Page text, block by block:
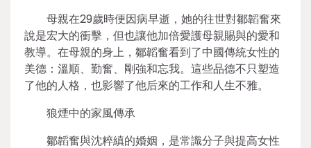
母親在29歲時便因病早逝，她的往世對鄒韜奮來
說是宏大的衝擊，但也讓他加倍愛護母親賜與的愛和
教導。在母親的身上，鄒韜奮看到了中國傳統女性的
美德：溫順、勤奮、剛強和忘我。這些品德不只塑造
了他的人格，也影響了他后來的工作和人生不雅。
狼煙中的家風傳承
鄒韜奮與沈粹縝的婚姻，是常識分子與提高女性